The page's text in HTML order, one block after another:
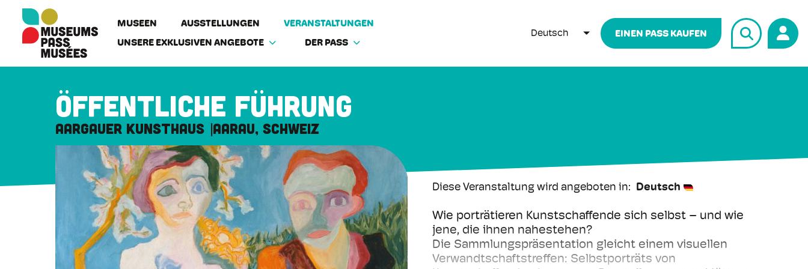
Direkt
Inhalt
MUSEEN AUSSTELLUNGEN
VERANSTALTUNGEN
UNSERE EXKLUSIVEN ANGEBOTE
DER PASS
Deutsch WEITERE AKTIONEN AUFLISTEN
EINEN PASS KAUFEN
Öffentliche Führung
Aargauer Kunsthaus Aarau, Schweiz
Diese Veranstaltung wird angeboten in Deutsch
Wie porträtieren Kunstschaffende sich selbst – und wie
jene, die ihnen nahestehen?
Die Sammlungspräsentation gleicht einem visuellen
Verwandtschaftstreffen: Selbstporträts von
Cookie-Einstellungen